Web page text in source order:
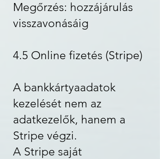
Megőrzés: hozzájárulás
visszavonásáig
4.5 Online fizetés (Stripe)
A bankkártyaadatok
kezelését nem az
adatkezelők, hanem a
Stripe végzi.
A Stripe saját